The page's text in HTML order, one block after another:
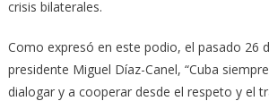
crisis bilaterales.
Como expresó en este podio, el pasado 26
presidente Miguel Díaz-Canel, “Cuba
dialogar y a cooperar desde el respeto y el